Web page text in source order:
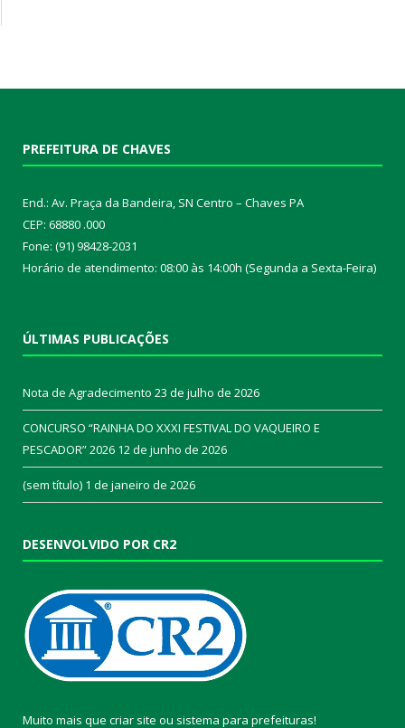
PREFEITURA DE CHAVES
End.: Av. Praça da Bandeira, SN Centro – Chaves PA
CEP: 68880 .000
Fone: (91) 98428-2031
Horário de atendimento: 08:00 às 14:00h (Segunda a Sexta-Feira)
ÚLTIMAS PUBLICAÇÕES
Nota de Agradecimento 23 de julho de 2026
CONCURSO “RAINHA DO XXXI FESTIVAL DO VAQUEIRO E
PESCADOR” 2026 12 de junho de 2026
(sem título) 1 de janeiro de 2026
DESENVOLVIDO POR CR2
Muito mais que criar site ou sistema para prefeituras!